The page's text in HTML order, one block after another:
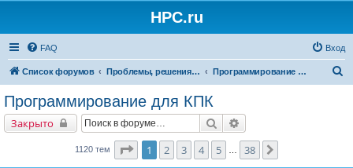
HPC.ru
FAQ Вход
Список форумов Проблемы, решения, советы Программирование для КПК
Программирование для КПК
Закрыто Поиск
1120 тем Страница1 из
1 2 3 4 5 38